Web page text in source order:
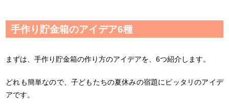
手作り貯金箱のアイデア6種
まずは、手作り貯金箱の作り方のアイデアを、6つ紹介します。
どれも簡単なので、子どもたちの夏休みの宿題にピッタリのアイデ
アです。